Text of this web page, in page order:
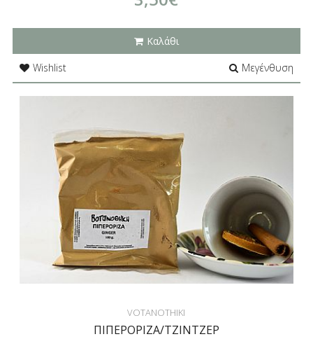
Καλάθι
Wishlist
Μεγένθυση
VOTANOTHIKI
ΠΙΠΕΡΟΡΙΖΑ/ΤΖΙΝΤΖΕΡ